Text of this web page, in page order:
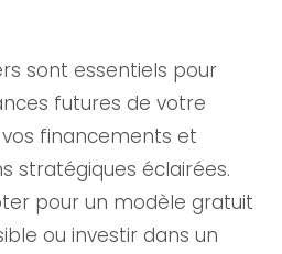
sont essentiels pour
futures de votre
financements et
stratégiques éclairées.
pour un modèle gratuit
ou investir dans un